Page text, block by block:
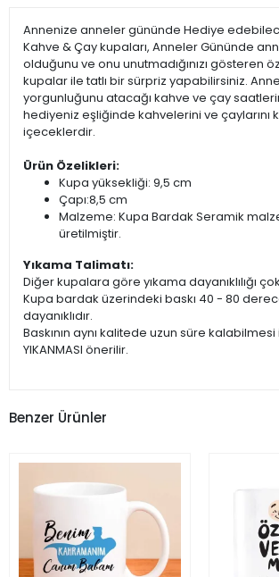
Annenize anneler gününde Hediye
Kahve & Çay kupaları, Anneler Gününde
olduğunu ve onu unutmadığınızı gösteren
kupalar ile tatlı bir sürpriz yapabilirsiniz.
yorgunluğunu atacağı kahve ve çay
hediyeniz eşliğinde kahvelerini ve çaylarını
içeceklerdir.
Ürün Özelikleri:
Kupa yüksekliği: 9,5 cm
Çapı:8,5 cm
Malzeme: Kupa Bardak Seramik
üretilmiştir.
Yıkama Talimatı:
Diğer kupalara göre yıkama dayanıklılığı
Kupa bardak üzerindeki baskı 40 - 80
dayanıklıdır.
Baskının aynı kalitede uzun süre kalabilmesi
YIKANMASI önerilir.
Benzer Ürünler